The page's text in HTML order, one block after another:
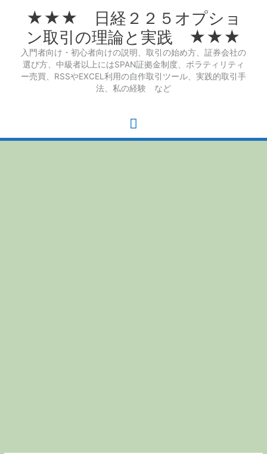
★★★ 日経２２５オプショ
ン取引の理論と実践 ★★★
入門者向け・初心者向けの説明、取引の始め方、証券会社の
選び方、中級者以上にはSPAN証拠金制度、ボラティリティ
ー売買、RSSやEXCEL利用の自作取引ツール、実践的取引手
法、私の経験 など
メ